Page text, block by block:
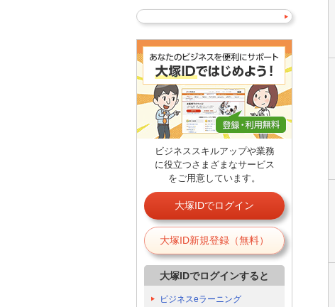
ビジネススキルアップや業務
に役立つさまざまなサービス
をご用意しています。
大塚IDでログイン
大塚ID新規登録（無料）
大塚IDでログインすると
ビジネスeラーニング